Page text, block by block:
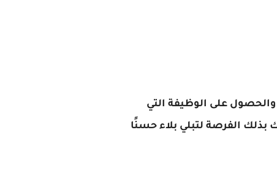
على الوظيفة التي
بذلك الفرصة لتبلي بلاء حسنًا